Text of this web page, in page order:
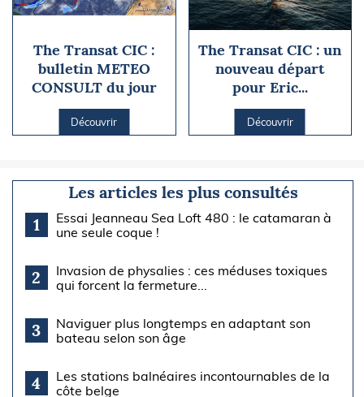
The Transat CIC :
bulletin METEO
CONSULT du jour
Découvrir
The Transat CIC : un
nouveau départ
pour Eric...
Découvrir
Les articles les plus consultés
1
Essai Jeanneau Sea Loft 480 : le catamaran à
une seule coque !
2
Invasion de physalies : ces méduses toxiques
qui forcent la fermeture...
3
Naviguer plus longtemps en adaptant son
bateau selon son âge
4
Les stations balnéaires incontournables de la
côte belge